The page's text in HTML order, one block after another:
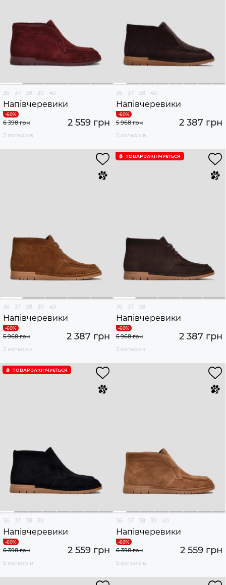
36 37 38 39 40
Напівчеревики
2 559 грн
6 398 грн
5 кольорів
36 37 38 40
Напівчеревики
2 387 грн
5 968 грн
5 кольорів
36 37 38 39 40
Напівчеревики
2 387 грн
5 968 грн
3 кольори
ТОВАР ЗАКІНЧУЄTЬСЯ
36 37 38
Напівчеревики
2 387 грн
5 968 грн
3 кольори
ТОВАР ЗАКІНЧУЄTЬСЯ
36 37 38 39
Напівчеревики
2 559 грн
6 398 грн
5 кольорів
36 37 38 39 40
Напівчеревики
2 559 грн
6 398 грн
5 кольорів